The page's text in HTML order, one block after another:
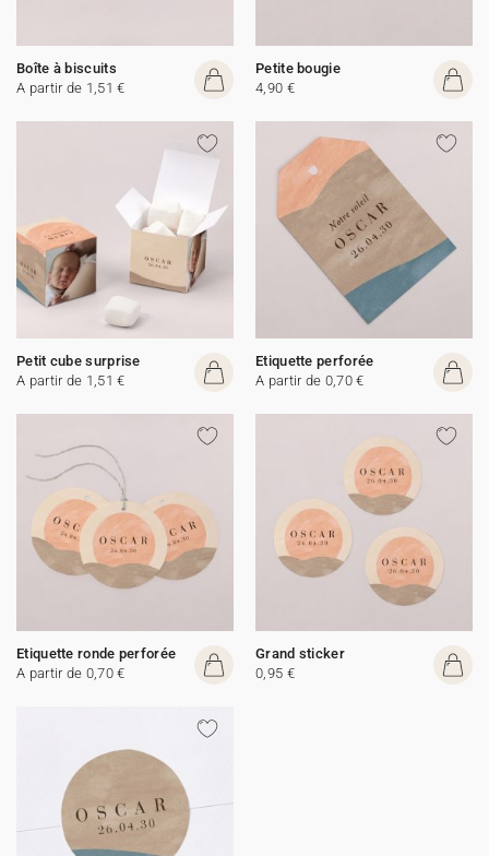
Boîte à biscuits
A partir de 1,51 €
Petite bougie
4,90 €
Petit cube surprise
A partir de 1,51 €
Etiquette perforée
A partir de 0,70 €
Etiquette ronde perforée
A partir de 0,70 €
Grand sticker
0,95 €